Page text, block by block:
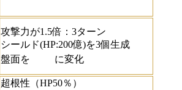
攻撃力が1.5倍：3ターン
シールド(HP:200億)を3個生成
盤面を
に変化
超根性（HP50％）